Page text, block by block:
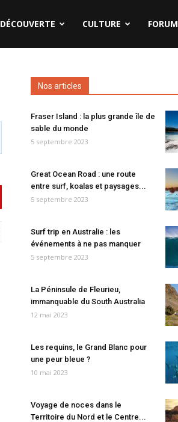
DÉCOUVERTE CULTURE FORUM
Nos articles
Fraser Island : la plus grande île de
sable du monde
5 septembre 2023
Great Ocean Road : une route
entre surf, koalas et paysages...
5 septembre 2023
Surf trip en Australie : les
événements à ne pas manquer
5 septembre 2023
La Péninsule de Fleurieu,
immanquable du South Australia
12 mai 2023
Les requins, le Grand Blanc pour
une peur bleue ?
10 mai 2023
Voyage de noces dans le
Territoire du Nord et le Centre...